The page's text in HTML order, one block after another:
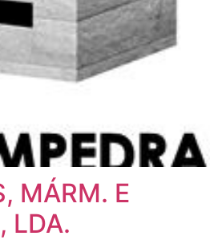
MÁRM. E
LDA.